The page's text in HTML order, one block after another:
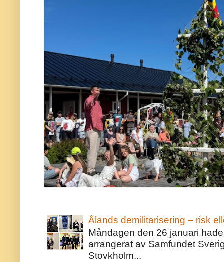
Ålands demilitarisering – risk
Måndagen den 26 januari
arrangerat av Samfundet
Stovkholm...